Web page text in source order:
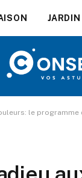
JARDIN
le